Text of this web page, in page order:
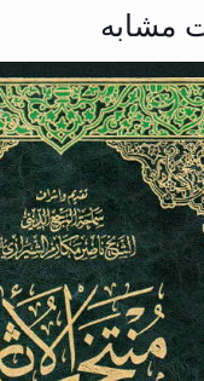
مشابه